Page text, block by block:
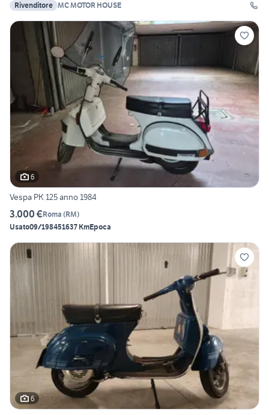
Rivenditore MC MOTOR HOUSE
6
Vespa PK 125 anno 1984
3.000 €Roma (RM)
Usato09/198451637 KmEpoca
6